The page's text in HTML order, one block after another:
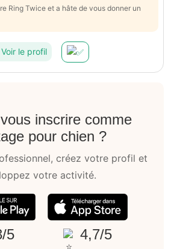
Ring Twice et a hâte de vous donner un
Voir le profil
inscrire comme
pour chien ?
créez votre profil et
votre activité.
5 4,7/5